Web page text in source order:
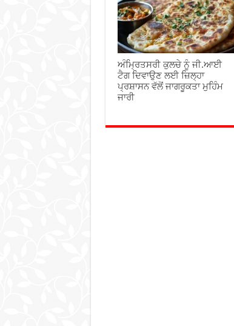
ਅੰਮ੍ਰਿਤਸਰੀ ਕੁਲਚੇ ਨੂੰ ਜੀ.ਆਈ
ਟੈਗ ਦਿਵਾਉਣ ਲਈ ਜ਼ਿਲ੍ਹਾ
ਪ੍ਰਸ਼ਾਸਨ ਵੱਲੋਂ ਜਾਗਰੂਕਤਾ ਮੁਹਿੰਮ
ਜਾਰੀ